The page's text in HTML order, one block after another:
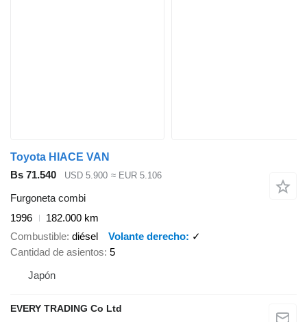
Toyota HIACE VAN
Bs 71.540
USD 5.900 ≈ EUR 5.106
Furgoneta combi
1996
182.000 km
Combustible diésel Volante derecho
✓
Cantidad de asientos 5
Japón
EVERY TRADING Co Ltd